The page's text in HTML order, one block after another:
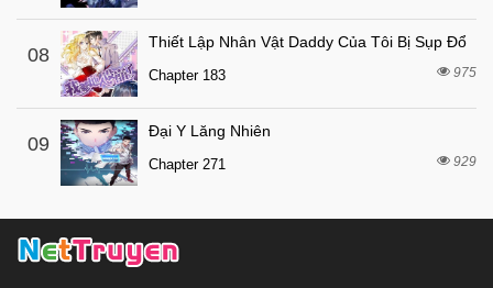
08
Thiết Lập Nhân Vật Daddy Của Tôi Bị Sụp Đổ
Chapter 183 975
09
Đại Y Lăng Nhiên
Chapter 271 929